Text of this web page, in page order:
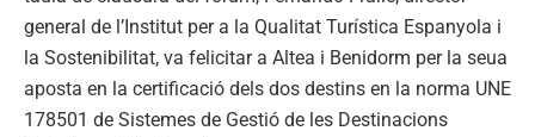
general de l’Institut per a la Qualitat Turística Espanyola i
la Sostenibilitat, va felicitar a Altea i Benidorm per la seua
aposta en la certificació dels dos destins en la norma UNE
178501 de Sistemes de Gestió de les Destinacions